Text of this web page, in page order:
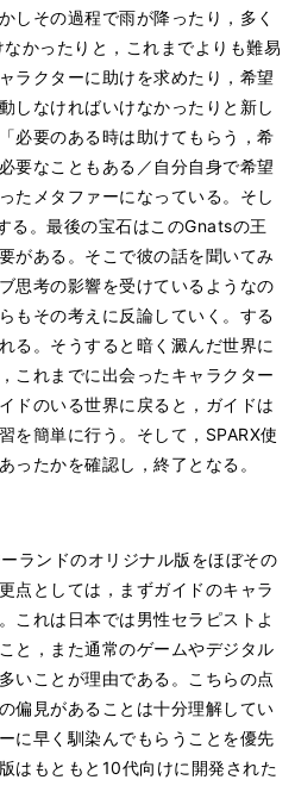
しその過程で雨が降ったり，多く
かったりと，これまでよりも難易
ラクターに助けを求めたり，希望
しなければいけなかったりと新し
必要のある時は助けてもらう，希
要なこともある／自分自身で希望
たメタファーになっている。そし
る。最後の宝石はこのGnatsの王
がある。そこで彼の話を聞いてみ
思考の影響を受けているようなの
もその考えに反論していく。する
る。そうすると暗く澱んだ世界に
これまでに出会ったキャラクター
ドのいる世界に戻ると，ガイドは
を簡単に行う。そして，SPARX使
ったかを確認し，終了となる。
ランドのオリジナル版をほぼその
点としては，まずガイドのキャラ
これは日本では男性セラピストよ
と，また通常のゲームやデジタル
いことが理由である。こちらの点
偏見があることは十分理解してい
に早く馴染んでもらうことを優先
はもともと10代向けに開発された